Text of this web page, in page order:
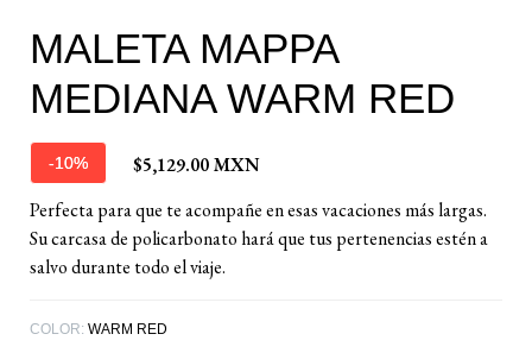
MALETA MAPPA
MEDIANA WARM RED
-10%
$5,129.00 MXN
Perfecta para que te acompañe en esas vacaciones más largas.
Su carcasa de policarbonato hará que tus pertenencias estén a
salvo durante todo el viaje.
COLOR: WARM RED